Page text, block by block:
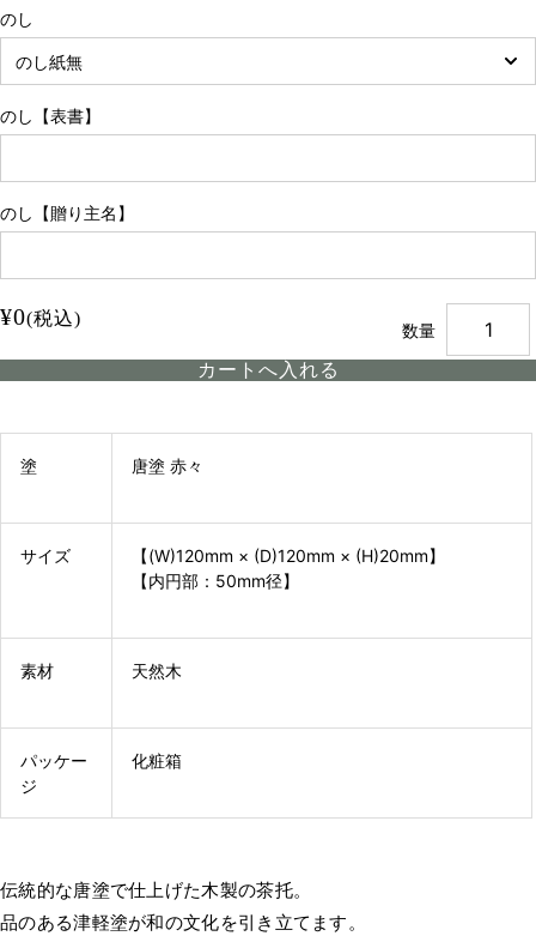
のし
のし【表書】
のし【贈り主名】
¥0(税込)
数量
塗 唐塗 赤々
サイズ
【(W)120mm × (D)120mm × (H)20mm】
【内円部：50mm径】
素材 天然木
パッケー
ジ
化粧箱
伝統的な唐塗で仕上げた木製の茶托。
品のある津軽塗が和の文化を引き立てます。